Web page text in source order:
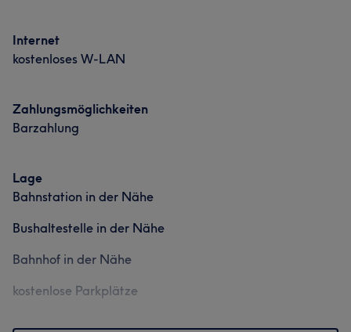
Internet
kostenloses W-LAN
Zahlungsmöglichkeiten
Barzahlung
Lage
Bahnstation in der Nähe
Bushaltestelle in der Nähe
Bahnhof in der Nähe
kostenlose Parkplätze